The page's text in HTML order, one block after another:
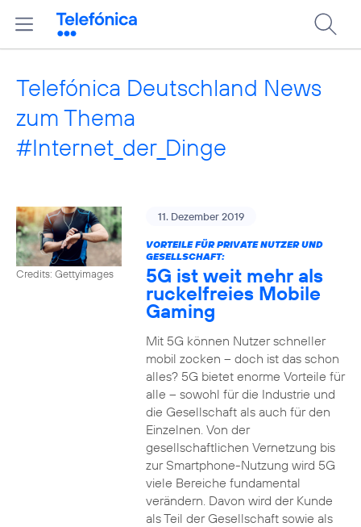
Telefónica Deutschland News
zum Thema
#Internet_der_Dinge
Credits: Gettyimages
11. Dezember 2019
VORTEILE FÜR PRIVATE NUTZER UND
GESELLSCHAFT:
5G ist weit mehr als
ruckelfreies Mobile
Gaming
Mit 5G können Nutzer schneller
mobil zocken – doch ist das schon
alles? 5G bietet enorme Vorteile für
alle – sowohl für die Industrie und
die Gesellschaft als auch für den
Einzelnen. Von der
gesellschaftlichen Vernetzung bis
zur Smartphone-Nutzung wird 5G
viele Bereiche fundamental
verändern. Davon wird der Kunde
als Teil der Gesellschaft sowie als